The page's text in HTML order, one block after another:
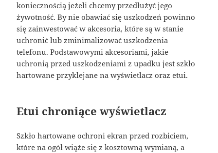
koniecznością jeżeli chcemy przedłużyć jego
żywotność. By nie obawiać się uszkodzeń powinno
się zainwestować w akcesoria, które są w stanie
uchronić lub zminimalizować uszkodzenia
telefonu. Podstawowymi akcesoriami, jakie
uchronią przed uszkodzeniami z upadku jest szkło
hartowane przyklejane na wyświetlacz oraz etui.
Etui chroniące wyświetlacz
Szkło hartowane ochroni ekran przed rozbiciem,
które na ogół wiąże się z kosztowną wymianą, a